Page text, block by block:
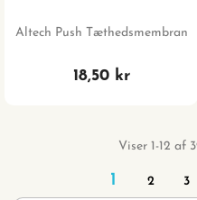
Altech Push Tæthedsmembran
18,50 kr
Viser 1-12 af
1 2 3